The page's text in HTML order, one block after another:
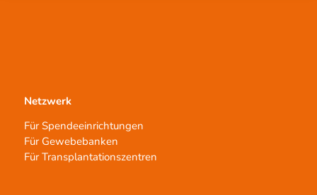
Netzwerk
Für Spendeeinrichtungen
Für Gewebebanken
Für Transplantationszentren